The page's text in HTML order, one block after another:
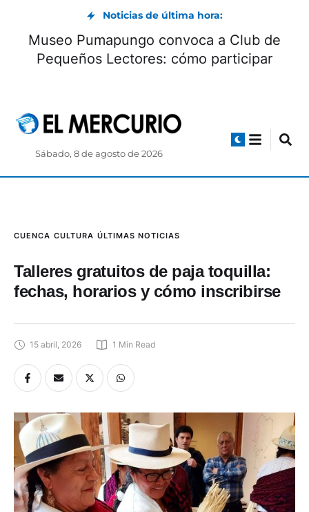
Noticias de última hora:
Museo Pumapungo convoca a Club de
Pequeños Lectores: cómo participar
Sábado, 8 de agosto de 2026
CUENCA CULTURA ÚLTIMAS NOTICIAS
Talleres gratuitos de paja toquilla:
fechas, horarios y cómo inscribirse
15 abril, 2026 1 Min Read